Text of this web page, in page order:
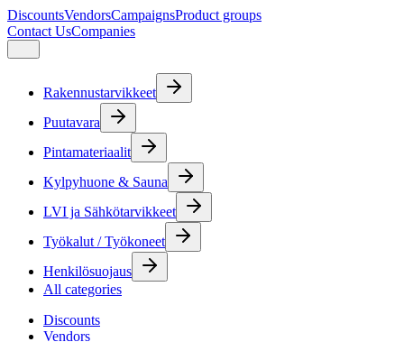
DiscountsVendorsCampaignsProduct groups
Contact UsCompanies
Rakennustarvikkeet
Puutavara
Pintamateriaalit
Kylpyhuone & Sauna
LVI ja Sähkötarvikkeet
Työkalut / Työkoneet
Henkilösuojaus
All categories
Discounts
Vendors